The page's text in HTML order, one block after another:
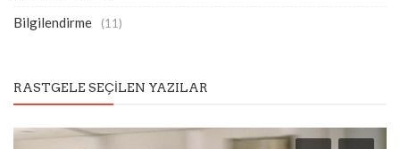
Bilgilendirme (11)
RASTGELE SEÇILEN YAZILAR